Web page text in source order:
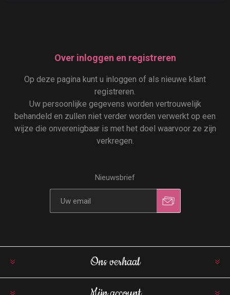
Over inloggen en registreren
Op deze pagina kunt u inloggen of als nieuwe klant
registreren.
Uw persoonlijke gegevens worden vertrouwelijk
behandeld en zullen niet verder worden verwerkt op een
wijze die onverenigbaar is met het doel waarvoor ze zijn
verkregen.
Nieuwsbrief
Ons verhaal